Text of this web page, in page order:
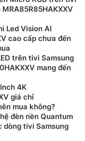
Led Vision AI
cao cấp chưa đến
trên tivi Samsung
mang đến
4K
giá chỉ
mua không?
đèn nền Quantum
dòng tivi Samsung